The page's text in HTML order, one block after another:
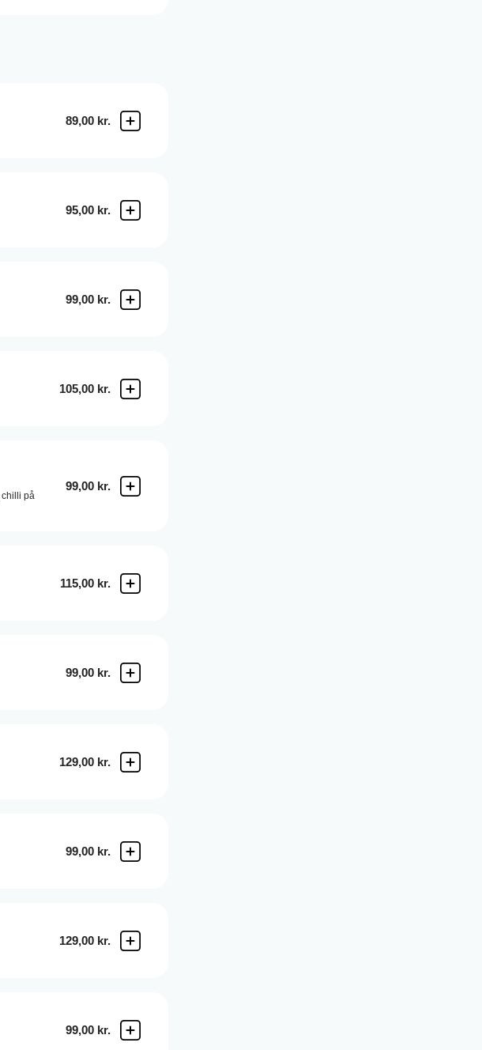
89,00 kr.
95,00 kr.
99,00 kr.
105,00 kr.
chilli på
99,00 kr.
115,00 kr.
99,00 kr.
129,00 kr.
99,00 kr.
129,00 kr.
99,00 kr.